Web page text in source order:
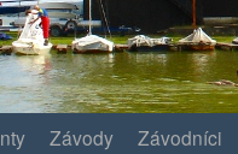
Závody Závodníci